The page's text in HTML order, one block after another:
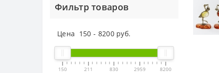
Фильтр товаров
Цена 150 - 8200руб.
150 211 830 2959 8200